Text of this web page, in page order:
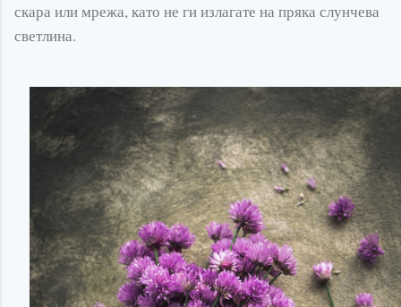
скара или мрежа, като не ги излагате на пряка слунчева
светлина.